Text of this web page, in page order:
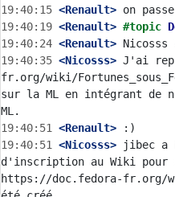
19:40:15 <Renault>
19:40:19 <Renault> #topic
19:40:24 <Renault>
19:40:35 <Nicosss> J'ai
fr.org/wiki/
sur la ML en intégrant de
19:40:51
<Renault>
19:40:51
<Nicosss> jibec a
d'inscription au Wiki pour
https://doc.fedora-fr.org/